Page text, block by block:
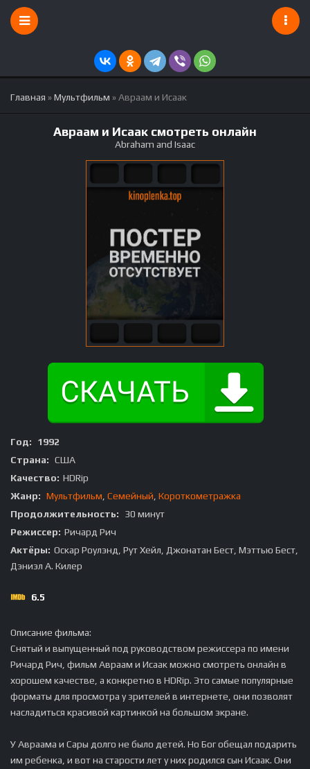
Главная »Мультфильм » Авраам и Исаак
Авраам и Исаак смотреть онлайн
Abraham and Isaac
Год:
1992
Страна: США
Качество: HDRip
Жанр: Мультфильм Семейный Короткометражка
Продолжительность:
30 минут
Режиссер: Ричард Рич
Актёры: Оскар Роулэнд, Рут Хейл, Джонатан Бест, Мэттью Бест,
Дэниэл А. Килер
6.5
Описание фильма:
Снятый и выпущенный под руководством режиссера по имени
Ричард Рич, фильм Авраам и Исаак можно смотреть онлайн в
хорошем качестве, а конкретно в HDRip. Это самые популярные
форматы для просмотра у зрителей в интернете, они позволят
насладиться красивой картинкой на большом экране.
У Авраама и Сары долго не было детей. Но Бог обещал подарить
им ребенка, и вот на старости лет у них родился сын Исаак. Они